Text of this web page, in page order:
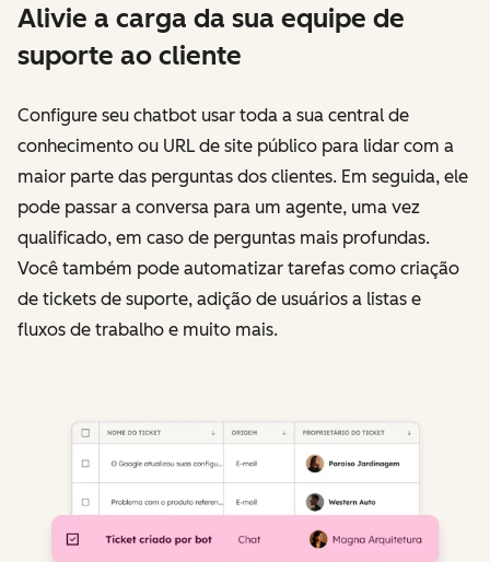
Alivie a carga da sua equipe de
suporte ao cliente
Configure seu chatbot usar toda a sua central de
conhecimento ou URL de site público para lidar com a
maior parte das perguntas dos clientes. Em seguida, ele
pode passar a conversa para um agente, uma vez
qualificado, em caso de perguntas mais profundas.
Você também pode automatizar tarefas como criação
de tickets de suporte, adição de usuários a listas e
fluxos de trabalho e muito mais.